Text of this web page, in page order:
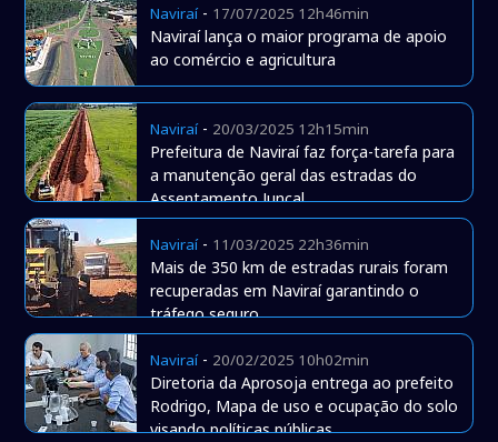
Naviraí- 17/07/2025 12h46min
Naviraí lança o maior programa de apoio
ao comércio e agricultura
Naviraí- 20/03/2025 12h15min
Prefeitura de Naviraí faz força-tarefa para
a manutenção geral das estradas do
Assentamento Juncal
Naviraí- 11/03/2025 22h36min
Mais de 350 km de estradas rurais foram
recuperadas em Naviraí garantindo o
tráfego seguro
Naviraí- 20/02/2025 10h02min
Diretoria da Aprosoja entrega ao prefeito
Rodrigo, Mapa de uso e ocupação do solo
visando políticas públicas